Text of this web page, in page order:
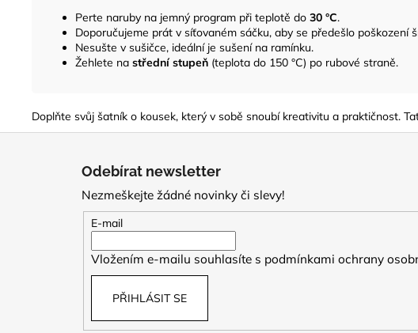
Perte naruby na jemný program při teplotě do 30 °C.
Doporučujeme prát v síťovaném sáčku, aby se předešlo poškození
Nesušte v sušičce, ideální je sušení na ramínku.
Žehlete na střední stupeň (teplota do 150 °C) po rubové straně.
Doplňte svůj šatník o kousek, který v sobě snoubí kreativitu a praktičnost.
Odebírat newsletter
Nezmeškejte žádné novinky či slevy!
E-mail
Vložením e-mailu souhlasíte s podmínkami ochrany
PŘIHLÁSIT SE